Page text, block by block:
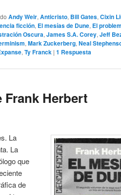
Andy Weir, Anticristo, Bill Gates, Cixin
ficción, El mesías de Dune, El
Oscura, James S.A. Corey, Jeff
, Mark Zuckerberg, Neal
, Ty Franck | 1 Respuesta
Frank Herbert
La
La
que
de